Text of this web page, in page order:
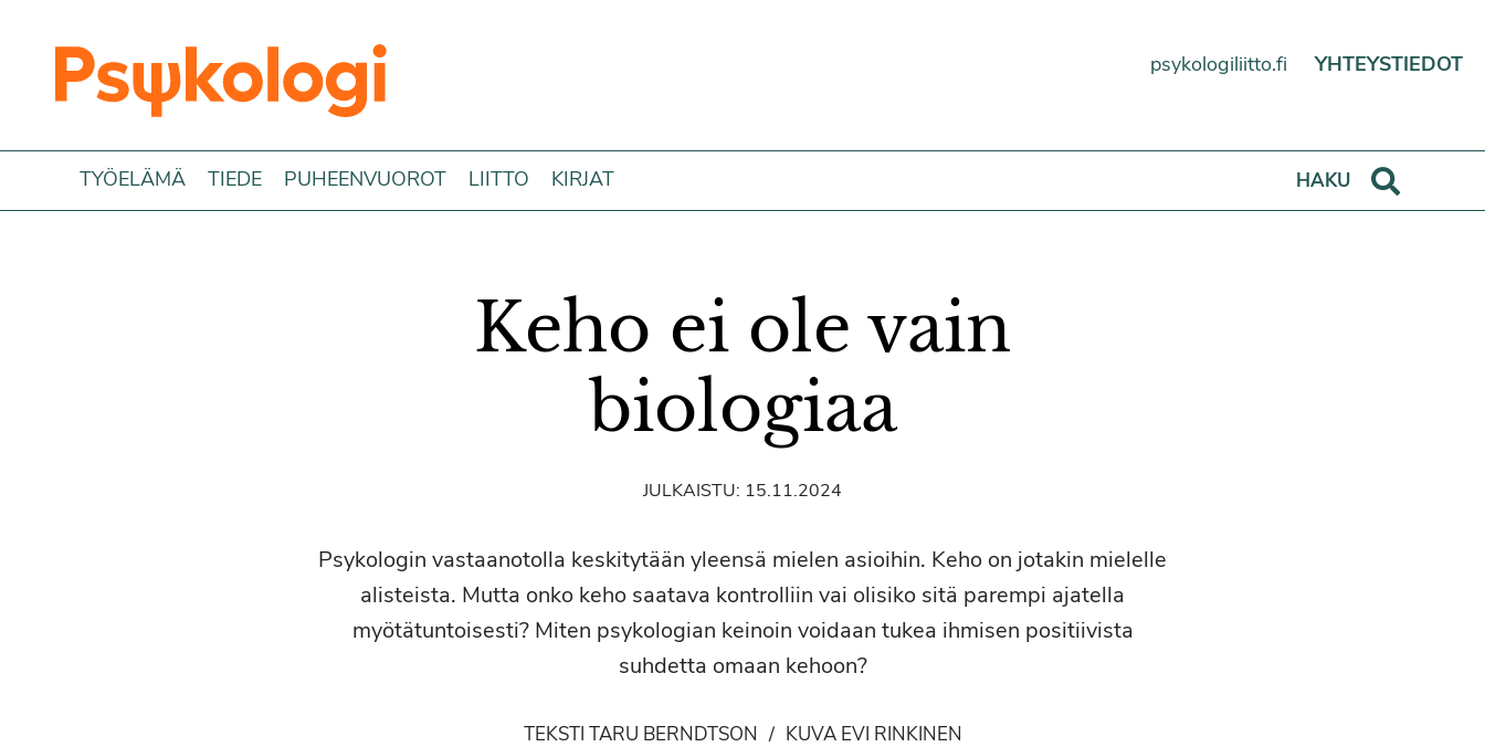
psykologiliitto.fi
YHTEYSTIEDOT
TYÖELÄMÄ TIEDE PUHEENVUOROT LIITTO KIRJAT
HAKU
Keho ei ole vain
biologiaa
JULKAISTU: 15.11.2024
Psykologin vastaanotolla keskitytään yleensä mielen asioihin. Keho on jotakin mielelle
alisteista. Mutta onko keho saatava kontrolliin vai olisiko sitä parempi ajatella
myötätuntoisesti? Miten psykologian keinoin voidaan tukea ihmisen positiivista
suhdetta omaan kehoon?
TEKSTI TARU BERNDTSON / KUVA EVI RINKINEN